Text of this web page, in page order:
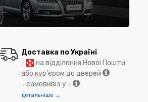
Доставка по Україні
-
на відділення Нової Пошти
або кур'єром до дверей
- самовивіз у -
детальніше →